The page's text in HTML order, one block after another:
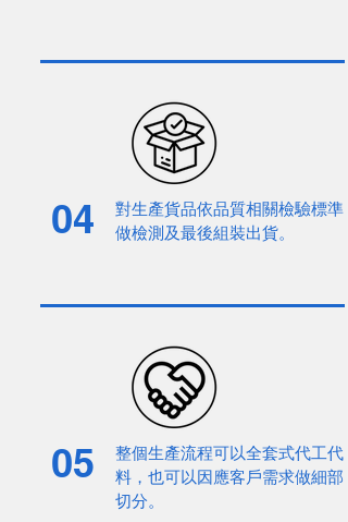
04
對生產貨品依品質相關檢驗標準
做檢測及最後組裝出貨。
05
整個生產流程可以全套式代工代
料，也可以因應客戶需求做細部
切分。